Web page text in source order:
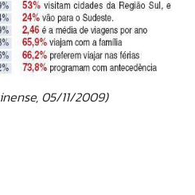
05/11/2009)